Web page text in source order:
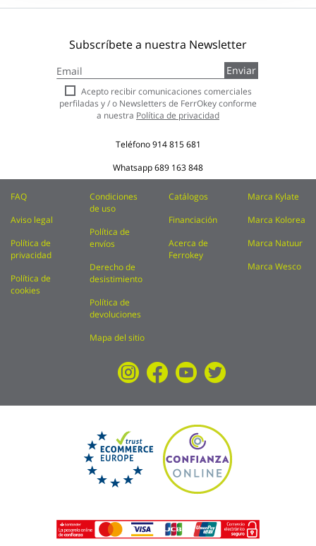
Subscríbete a nuestra Newsletter
a
nuestro
boletín
de
Enviar
Acepto recibir comunicaciones comerciales
perfiladas y / o Newsletters de FerrOkey conforme
a nuestra Política de privacidad
Teléfono914 815 681
Whatsapp689 163 848
FAQ
Aviso legal
Política de
privacidad
Política de
cookies
Condiciones
de uso
Política de
envíos
Derecho de
desistimiento
Política de
devoluciones
Mapa del sitio
Catálogos
Financiación
Acerca de
Ferrokey
Marca Kylate
Marca Kolorea
Marca Natuur
Marca Wesco